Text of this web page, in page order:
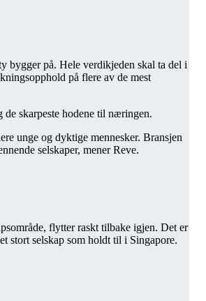
bygger på. Hele verdikjeden skal ta del i
på flere av de mest
skarpeste hodene til næringen.
unge og dyktige mennesker. Bransjen
selskaper, mener Reve.
flytter raskt tilbake igjen. Det er
stort selskap som holdt til i Singapore.